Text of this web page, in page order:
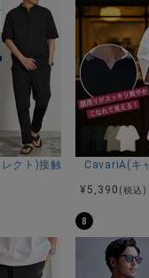
クト)接触冷感スーパース
CavariA(キ
¥ 5,390 (税込)
8